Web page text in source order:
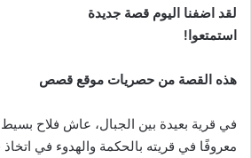
لقد اضفنا اليوم قصة جديدة
استمتعوا!
هذه القصة من حصريات موقع قصص
في قرية بعيدة بين الجبال، عاش فلاح
معروفًا في قريته بالحكمة والهدوء في اتخاذ